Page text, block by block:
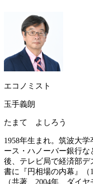
エコノミスト
玉手義朗
たまて よしろう
1958年生まれ。筑波大
ース・ハノーバー銀行
後、テレビ局で経済部
書に『円相場の内幕』（
（共著、2004年、ダイ